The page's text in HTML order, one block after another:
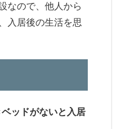
なので、他人から
入居後の生活を思
ッドがないと入居